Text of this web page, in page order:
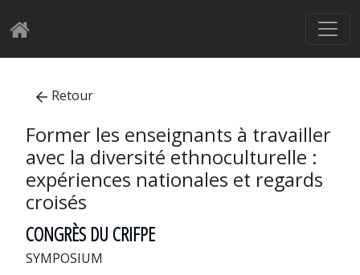
Retour
Former les enseignants à travailler
avec la diversité ethnoculturelle :
expériences nationales et regards
croisés
CONGRÈS DU CRIFPE
SYMPOSIUM